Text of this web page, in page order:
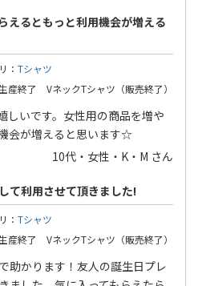
えるともっと利用機会が増える
： Tシャツ
産終了 VネックTシャツ（販売終了）
しいです。女性用の商品を増や
会が増えると思います☆
10代・女性・K・M さん
て利用させて頂きました!
： Tシャツ
産終了 VネックTシャツ（販売終了）
助かります！友人の誕生日プレ